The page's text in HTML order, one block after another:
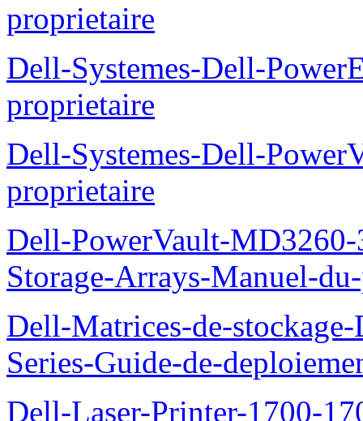
proprietaire
Dell-Systemes-Dell-
proprietaire
Dell-Systemes-Dell-
proprietaire
Dell-PowerVault-
Storage-Arrays-Manuel-
Dell-Matrices-de-
Series-Guide-de-
Dell-Laser-Printer-1700-